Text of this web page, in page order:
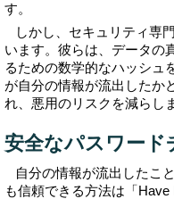
す。
しかし、セキュリティ専
います。彼らは、データの
るための数学的なハッシュ
が自分の情報が流出したか
れ、悪用のリスクを減らし
安全なパスワード
自分の情報が流出したこ
も信頼できる方法は「